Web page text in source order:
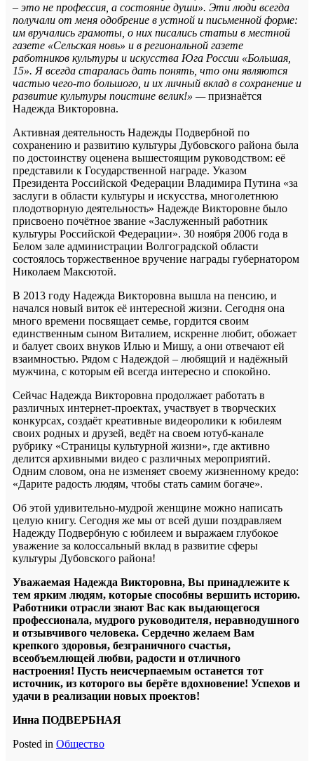
– это не профессия, а состояние души». Эти люди всегда
получали от меня одобрение в устной и письменной форме:
им вручались грамоты, о них писались статьи в местной
газете «Сельская новь» и в региональной газете
работников культуры и искусства Юга России «Большая,
15». Я всегда старалась дать понять, что они являются
частью чего-то большого, и их личный вклад в сохранение и
развитие культуры поистине велик!» —признаётся
Надежда Викторовна.
Активная деятельность Надежды Подвербной по
сохранению и развитию культуры Дубовского района была
по достоинству оценена вышестоящим руководством: её
представили к Государственной награде. Указом
Президента Российской Федерации Владимира Путина «за
заслуги в области культуры и искусства, многолетнюю
плодотворную деятельность» Надежде Викторовне было
присвоено почётное звание «Заслуженный работник
культуры Российской Федерации». 30 ноября 2006 года в
Белом зале администрации Волгоградской области
состоялось торжественное вручение награды губернатором
Николаем Максютой.
В 2013 году Надежда Викторовна вышла на пенсию, и
начался новый виток её интересной жизни. Сегодня она
много времени посвящает семье, гордится своим
единственным сыном Виталием, искренне любит, обожает
и балует своих внуков Илью и Мишу, а они отвечают ей
взаимностью. Рядом с Надеждой – любящий и надёжный
мужчина, с которым ей всегда интересно и спокойно.
Сейчас Надежда Викторовна продолжает работать в
различных интернет-проектах, участвует в творческих
конкурсах, создаёт креативные видеоролики к юбилеям
своих родных и друзей, ведёт на своем ютуб-канале
рубрику «Страницы культурной жизни», где активно
делится архивными видео с различных мероприятий.
Одним словом, она не изменяет своему жизненному кредо:
«Дарите радость людям, чтобы стать самим богаче».
Об этой удивительно-мудрой женщине можно написать
целую книгу. Сегодня же мы от всей души поздравляем
Надежду Подвербную с юбилеем и выражаем глубокое
уважение за колоссальный вклад в развитие сферы
культуры Дубовского района!
Уважаемая Надежда Викторовна, Вы принадлежите к
тем ярким людям, которые способны вершить историю.
Работники отрасли знают Вас как выдающегося
профессионала, мудрого руководителя, неравнодушного
и отзывчивого человека. Сердечно желаем Вам
крепкого здоровья, безграничного счастья,
всеобъемлющей любви, радости и отличного
настроения! Пусть неисчерпаемым останется тот
источник, из которого вы берёте вдохновение! Успехов и
удачи в реализации новых проектов!
Инна ПОДВЕРБНАЯ
Posted in Общество